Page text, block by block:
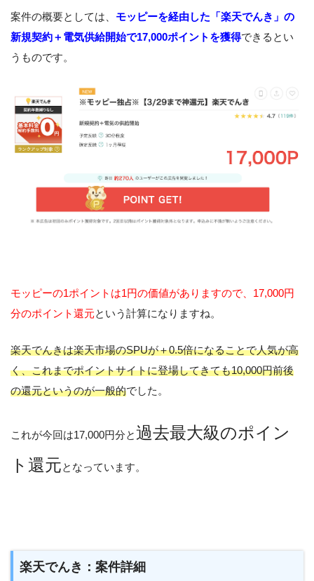
案件の概要としては、 モッピーを経由した「楽天でんき」の
新規契約＋電気供給開始で17,000ポイントを獲得できるとい
うものです。
モッピーの1ポイントは1円の価値がありますので、17,000円
分のポイント還元という計算になりますね。
楽天でんきは楽天市場のSPUが＋0.5倍になることで人気が高
く、これまでポイントサイトに登場してきても10,000円前後
の還元というのが一般的でした。
これが今回は17,000円分と過去最大級のポイン
ト還元となっています。
楽天でんき：案件詳細